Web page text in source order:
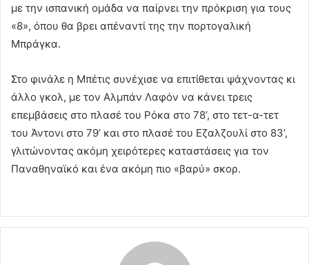
με την ισπανική ομάδα να παίρνει την πρόκριση για τους
«8», όπου θα βρει απέναντί της την πορτογαλική
Μπράγκα.
Στο φινάλε η Μπέτις συνέχισε να επιτίθεται ψάχνοντας κι
άλλο γκολ, με τον Αλμπάν Λαφόν να κάνει τρεις
επεμβάσεις στο πλασέ του Ρόκα στο 78’, στο τετ-α-τετ
του Άντονι στο 79’ και στο πλασέ του Εζαλζουλί στο 83’,
γλιτώνοντας ακόμη χειρότερες καταστάσεις για τον
Παναθηναϊκό και ένα ακόμη πιο «βαρύ» σκορ.